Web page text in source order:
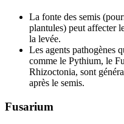
La fonte des semis
plantules) peut affecter
la levée.
Les agents pathogènes
comme le Pythium, le
Rhizoctonia, sont
après le semis.
Fusarium